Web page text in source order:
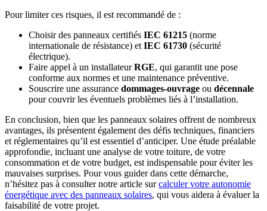
Pour limiter ces risques, il est recommandé de :
Choisir des panneaux certifiés IEC 61215 (norme
internationale de résistance) et IEC 61730 (sécurité
électrique).
Faire appel à un installateurRGE, qui garantit une pose
conforme aux normes et une maintenance préventive.
Souscrire une assurance dommages-ouvrage ou décennale
pour couvrir les éventuels problèmes liés à l’installation.
En conclusion, bien que les panneaux solaires offrent de nombreux
avantages, ils présentent également des défis techniques, financiers
et réglementaires qu’il est essentiel d’anticiper. Une étude préalable
approfondie, incluant une analyse de votre toiture, de votre
consommation et de votre budget, est indispensable pour éviter les
mauvaises surprises. Pour vous guider dans cette démarche,
n’hésitez pas à consulter notre article surcalculer votre autonomie
énergétique avec des panneaux solaires, qui vous aidera à évaluer la
faisabilité de votre projet.